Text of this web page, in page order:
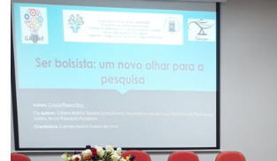
Controladoria-Geral da União
Ministério da Mulher, da Família e dos Direitos Humanos
Secretaria-Geral